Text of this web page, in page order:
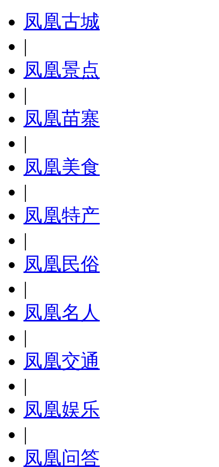
凤凰古城
|
凤凰景点
|
凤凰苗寨
|
凤凰美食
|
凤凰特产
|
凤凰民俗
|
凤凰名人
|
凤凰交通
|
凤凰娱乐
|
凤凰问答